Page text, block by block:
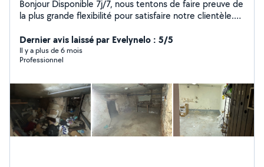
Bonjour Disponible 7j/7, nous tentons de faire preuve de
la plus grande flexibilité pour satisfaire notre clientèle.
rapide et soignée Nous nous déplaçons dans les Alpes-
Maritimes en semaine, le week end et jours fériés
Dernier avis laissé par Evelynelo : 5/5
Il y a plus de 6 mois
Professionnel